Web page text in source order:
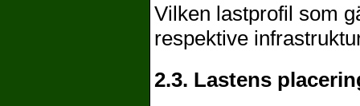
Vilken lastprofil som
respektive
2.3. Lastens